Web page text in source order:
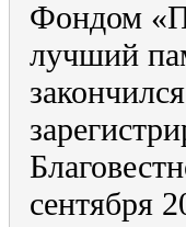
Фондом
лучший
сентября